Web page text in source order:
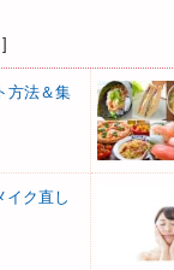
]
方法＆集
イク直し